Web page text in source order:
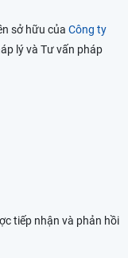
sở hữu của Công ty
lý và Tư vấn pháp
tiếp nhận và phản hồi